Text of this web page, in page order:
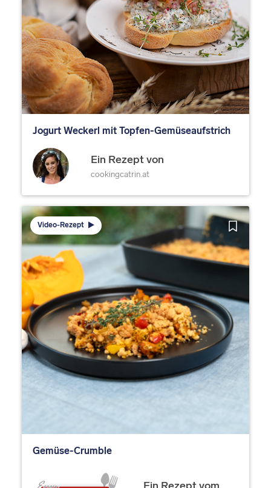
Jogurt Weckerl mit Topfen-Gemüseaufstrich
Ein Rezept von
cookingcatrin.at
Video-Rezept
Gemüse-Crumble